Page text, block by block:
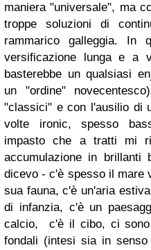
maniera "universale", ma
troppe soluzioni di
rammarico galleggia.
versificazione lunga e a
basterebbe un qualsiasi
un "ordine"
"classici" e con l'ausilio di
volte ironic, spesso
impasto che a tratti mi
accumulazione in
dicevo - c'è spesso il mare
sua fauna, c'è un'aria
di infanzia, c'è un
calcio, c'è il cibo, ci sono
fondali (intesi sia in